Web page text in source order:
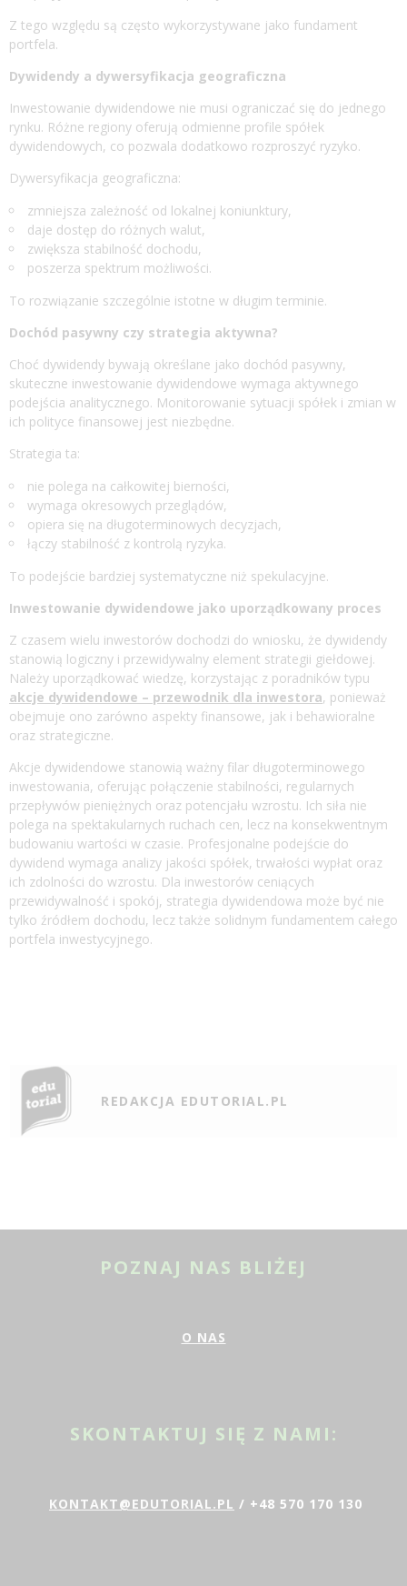
Z tego względu są często wykorzystywane jako fundament
portfela.
Dywidendy a dywersyfikacja geograficzna
Inwestowanie dywidendowe nie musi ograniczać się do jednego
rynku. Różne regiony oferują odmienne profile spółek
dywidendowych, co pozwala dodatkowo rozproszyć ryzyko.
Dywersyfikacja geograficzna:
zmniejsza zależność od lokalnej koniunktury,
daje dostęp do różnych walut,
zwiększa stabilność dochodu,
poszerza spektrum możliwości.
To rozwiązanie szczególnie istotne w długim terminie.
Dochód pasywny czy strategia aktywna?
Choć dywidendy bywają określane jako dochód pasywny,
skuteczne inwestowanie dywidendowe wymaga aktywnego
podejścia analitycznego. Monitorowanie sytuacji spółek i zmian w
ich polityce finansowej jest niezbędne.
Strategia ta:
nie polega na całkowitej bierności,
wymaga okresowych przeglądów,
opiera się na długoterminowych decyzjach,
łączy stabilność z kontrolą ryzyka.
To podejście bardziej systematyczne niż spekulacyjne.
Inwestowanie dywidendowe jako uporządkowany proces
Z czasem wielu inwestorów dochodzi do wniosku, że dywidendy
stanowią logiczny i przewidywalny element strategii giełdowej.
Należy uporządkować wiedzę, korzystając z poradników typu
akcje dywidendowe – przewodnik dla inwestora, ponieważ
obejmuje ono zarówno aspekty finansowe, jak i behawioralne
oraz strategiczne.
Akcje dywidendowe stanowią ważny filar długoterminowego
inwestowania, oferując połączenie stabilności, regularnych
przepływów pieniężnych oraz potencjału wzrostu. Ich siła nie
polega na spektakularnych ruchach cen, lecz na konsekwentnym
budowaniu wartości w czasie. Profesjonalne podejście do
dywidend wymaga analizy jakości spółek, trwałości wypłat oraz
ich zdolności do wzrostu. Dla inwestorów ceniących
przewidywalność i spokój, strategia dywidendowa może być nie
tylko źródłem dochodu, lecz także solidnym fundamentem całego
portfela inwestycyjnego.
REDAKCJA EDUTORIAL.PL
POZNAJ NAS BLIŻEJ
O NAS
SKONTAKTUJ SIĘ Z NAMI:
KONTAKT@EDUTORIAL.PL / +48 570 170 130